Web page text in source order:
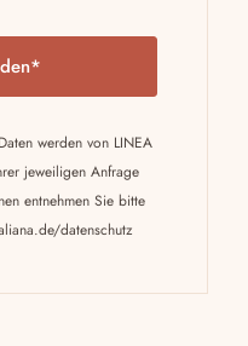
werden von LINEA
jeweiligen Anfrage
entnehmen Sie bitte
datenschutz